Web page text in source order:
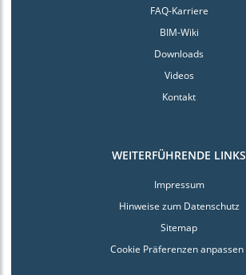
FAQ-Karriere
BIM-Wiki
Downloads
Videos
Kontakt
WEITERFÜHRENDE LINKS
Impressum
Hinweise zum Datenschutz
Sitemap
Cookie Präferenzen anpassen